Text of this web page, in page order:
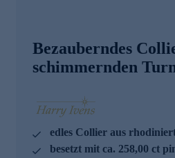
Bezauberndes
schimmernden
edles Collier aus
besetzt mit ca. 258,00 ct